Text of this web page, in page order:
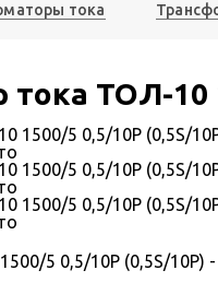
тока
ТОЛ-10